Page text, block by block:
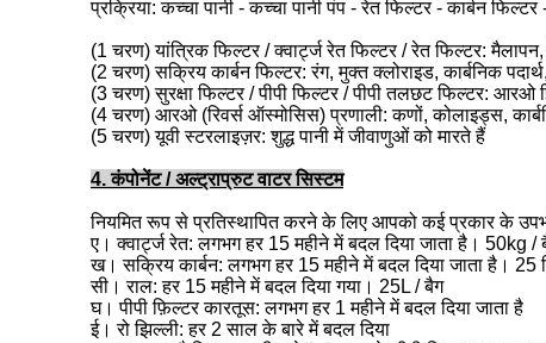
प्रक्रिया: कच्चा पानी - कच्चा पानी पंप - रेत फिल्टर - कार्बन
(1 चरण) यांत्रिक फिल्टर / क्वार्ट्ज रेत फिल्टर / रेत फिल्टर:
(2 चरण) सक्रिय कार्बन फिल्टर: रंग, मुक्त क्लोराइड, कार्बनिक
(3 चरण) सुरक्षा फिल्टर / पीपी फिल्टर / पीपी तलछट फिल्टर:
(4 चरण) आरओ (रिवर्स ऑस्मोसिस) प्रणाली: कणों, कोलाइड्स,
(5 चरण) यूवी स्टरलाइज़र: शुद्ध पानी में जीवाणुओं को मारते हैं
4. कंपोनेंट / अल्ट्राप्रुट वाटर सिस्टम
नियमित रूप से प्रतिस्थापित करने के लिए आपको कई प्रकार के
ए। क्वार्ट्ज रेत: लगभग हर 15 महीने में बदल दिया जाता है। 50kg /
ख। सक्रिय कार्बन: लगभग हर 15 महीने में बदल दिया जाता है। 25
सी। राल: हर 15 महीने में बदल दिया गया। 25L / बैग
घ। पीपी फ़िल्टर कारतूस: लगभग हर 1 महीने में बदल दिया जाता है
ई। रो झिल्ली: हर 2 साल के बारे में बदल दिया